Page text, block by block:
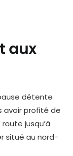
aux
détente
avoir profité de
jusqu’à
situé au nord-